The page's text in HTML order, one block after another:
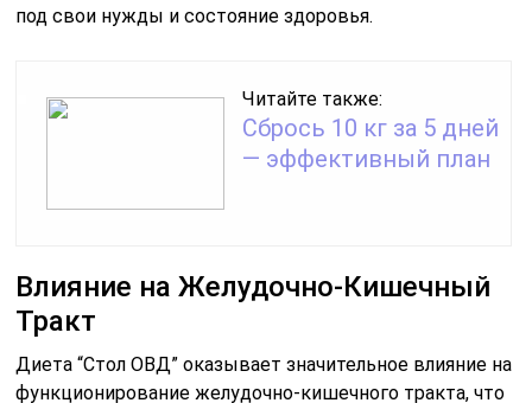
под свои нужды и состояние здоровья.
Читайте также:
Сбрось 10 кг за 5 дней
— эффективный план
Влияние на Желудочно-Кишечный
Тракт
Диета “Стол ОВД” оказывает значительное влияние на
функционирование желудочно-кишечного тракта, что